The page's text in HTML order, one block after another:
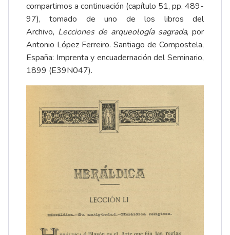
compartimos a continuación (capítulo 51, pp. 489-
97), tomado de uno de los libros del
Archivo, Lecciones de arqueología sagrada, por
Antonio López Ferreiro. Santiago de Compostela,
España: Imprenta y encuadernación del Seminario,
1899 (E39N047).